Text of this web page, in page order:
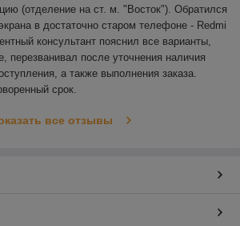
(отделение на ст. м. "Восток"). Обратился
в достаточно старом телефоне - Redmi
консультант пояснил все варианты,
перезванивал после уточнения наличия
а также выполнения заказа.
срок.
все отзывы